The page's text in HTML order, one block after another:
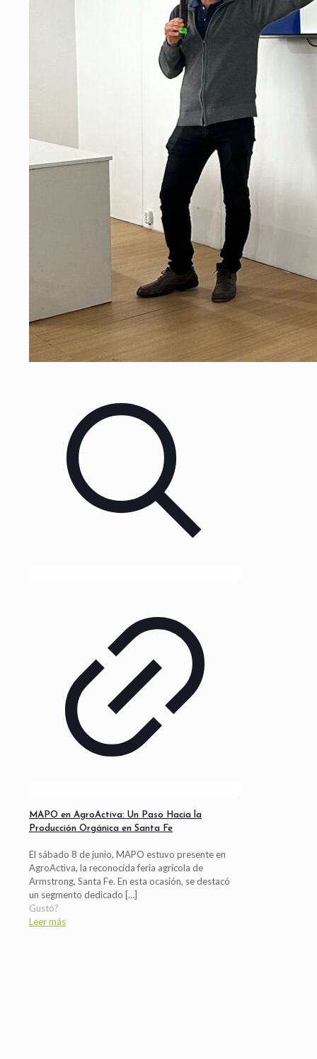
MAPO en AgroActiva: Un Paso Hacia la
Producción Orgánica en Santa Fe
El sábado 8 de junio, MAPO estuvo presente en
AgroActiva, la reconocida feria agrícola de
Armstrong, Santa Fe. En esta ocasión, se destacó
un segmento dedicado […]
Gustó?
Leer más